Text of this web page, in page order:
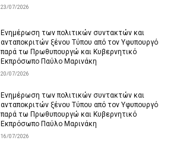
23/07/2026
Ενημέρωση των πολιτικών συντακτών και
ανταποκριτών ξένου Τύπου από τον Υφυπουργό
παρά τω Πρωθυπουργώ και Κυβερνητικό
Εκπρόσωπο Παύλο Μαρινάκη
20/07/2026
Ενημέρωση των πολιτικών συντακτών και
ανταποκριτών ξένου Τύπου από τον Υφυπουργό
παρά τω Πρωθυπουργώ και Κυβερνητικό
Εκπρόσωπο Παύλο Μαρινάκη
16/07/2026